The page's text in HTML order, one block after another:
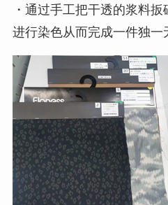
・通过手工把干透的浆料
进行染色从而完成一件独一